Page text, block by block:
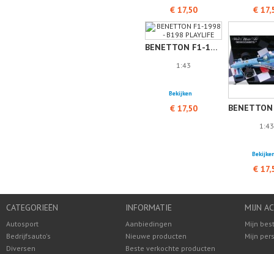
€ 17,50 €
BENETTON F1-1998 - B198 PLAYLIFE
1:43
Bekijken
€ 17,50
1:43
€
CATEGORIEËN
Autosport
Bedrijfsauto's
Diversen
INFORMATIE
Aanbiedingen
Nieuwe producten
Beste verkochte producten
MIJN
Mijn
Mijn